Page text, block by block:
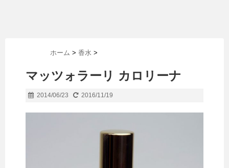
ホーム > 香水 >
マッツォラーリ カロリーナ
2014/06/23 2016/11/19